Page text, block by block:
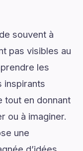
souvent à
pas visibles au
les
inspirants
tout en donnant
ou à imaginer.
une